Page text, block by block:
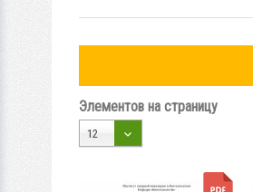
Элементов на страницу
12